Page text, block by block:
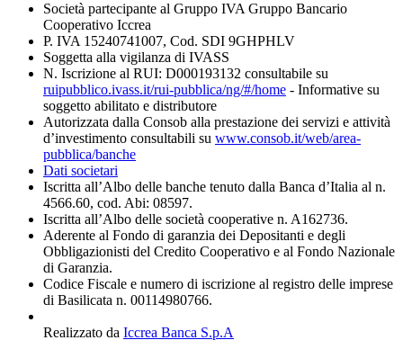
Società partecipante al Gruppo IVA Gruppo Bancario
Cooperativo Iccrea
P. IVA 15240741007, Cod. SDI 9GHPHLV
Soggetta alla vigilanza di IVASS
N. Iscrizione al RUI: D000193132 consultabile su
ruipubblico.ivass.it/rui-pubblica/ng/#/home - Informative su
soggetto abilitato e distributore
Autorizzata dalla Consob alla prestazione dei servizi e attività
d’investimento consultabili su www.consob.it/web/area-
pubblica/banche
Dati societari
Iscritta all’Albo delle banche tenuto dalla Banca d’Italia al n.
4566.60, cod. Abi: 08597.
Iscritta all’Albo delle società cooperative n. A162736.
Aderente al Fondo di garanzia dei Depositanti e degli
Obbligazionisti del Credito Cooperativo e al Fondo Nazionale
di Garanzia.
Codice Fiscale e numero di iscrizione al registro delle imprese
di Basilicata n. 00114980766.
Realizzato da Iccrea Banca S.p.A